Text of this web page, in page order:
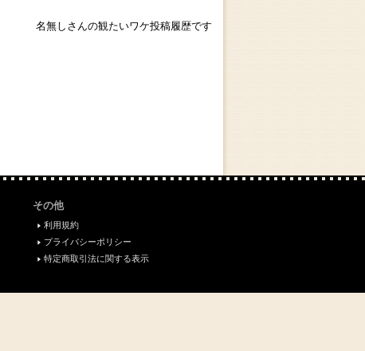
名無しさんの観たいワケ投稿履歴です
その他
利用規約
プライバシーポリシー
特定商取引法に関する表示